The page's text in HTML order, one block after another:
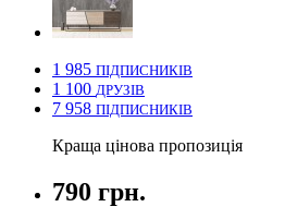
1 985 ПІДПИСНИКІВ
1 100 ДРУЗІВ
7 958 ПІДПИСНИКІВ
Краща цінова пропозиція
790 грн.